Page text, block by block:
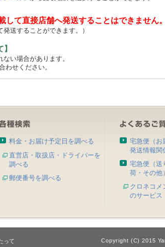
て直接店舗へ発送することはできません。
発送することができます。）
い場合があります。
わせください。
料金・お届け予定日を調べる
直営店・取扱店・ドライバーを
調べる
郵便番号を調べる
宅急便（お
発送情報関
宅急便（送
荷・その他）
クロネコメ
のサービス
って Copyright (C) 2015